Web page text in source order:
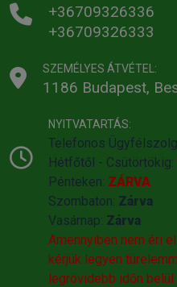
+36709326336
+36709326333
SZEMÉLYES ÁTVÉTEL:
1186 Budapest,
NYITVATARTÁS:
Telefonos
Hétfőtől - Csütörtökig:
Pénteken: ZÁRVA
Szombaton: Zárva
Vasárnap: Zárva
Amennyiben nem éri
kérjük legyen
legrövidebb időn belül